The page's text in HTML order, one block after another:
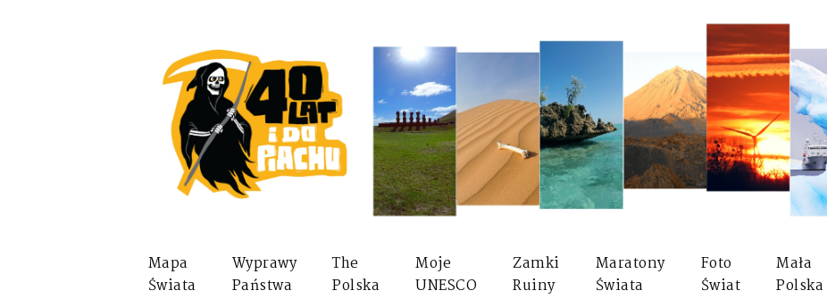
Mapa
Świata
Wyprawy
Państwa
The
Polska
Moje
UNESCO
Zamki
Ruiny
Maratony
Świata
Foto
Świat
Mała
Polska